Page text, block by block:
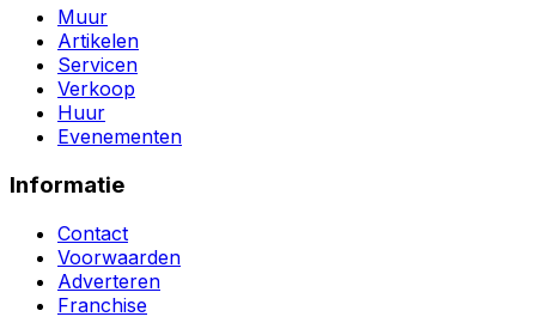
Muur
Artikelen
Servicen
Verkoop
Huur
Evenementen
Informatie
Contact
Voorwaarden
Adverteren
Franchise